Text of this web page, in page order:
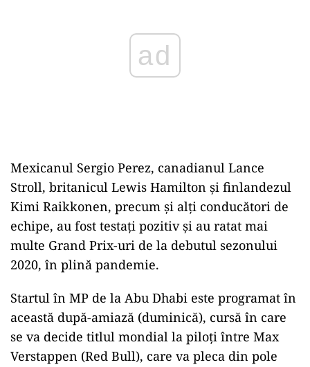
Mexicanul Sergio Perez, canadianul Lance
Stroll, britanicul Lewis Hamilton şi finlandezul
Kimi Raikkonen, precum şi alţi conducători de
echipe, au fost testaţi pozitiv şi au ratat mai
multe Grand Prix-uri de la debutul sezonului
2020, în plină pandemie.
Startul în MP de la Abu Dhabi este programat în
această după-amiază (duminică), cursă în care
se va decide titlul mondial la piloţi între Max
Verstappen (Red Bull), care va pleca din pole